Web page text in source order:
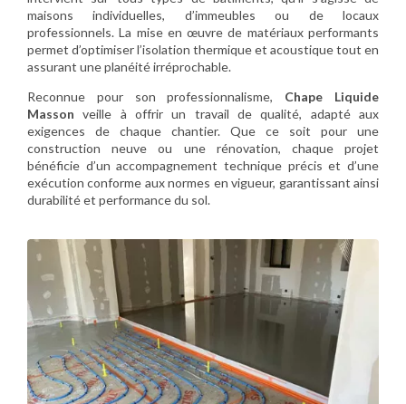
maisons individuelles, d’immeubles ou de locaux
professionnels. La mise en œuvre de matériaux performants
permet d’optimiser l’isolation thermique et acoustique tout en
assurant une planéité irréprochable.
Reconnue pour son professionnalisme, Chape Liquide
Masson veille à offrir un travail de qualité, adapté aux
exigences de chaque chantier. Que ce soit pour une
construction neuve ou une rénovation, chaque projet
bénéficie d’un accompagnement technique précis et d’une
exécution conforme aux normes en vigueur, garantissant ainsi
durabilité et performance du sol.